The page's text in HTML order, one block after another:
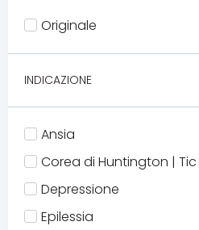
Originale
INDICAZIONE
Ansia
Corea di Huntington |
Depressione
Epilessia